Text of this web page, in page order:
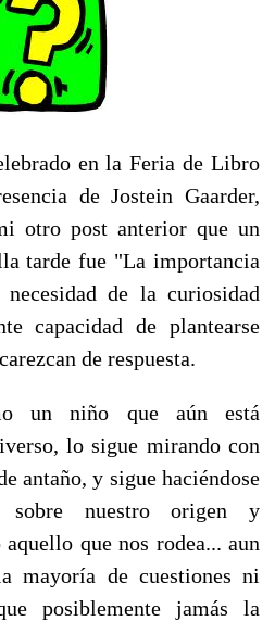
en la Feria de Libro
de Jostein Gaarder,
otro post anterior que un
tarde fue "La importancia
de la curiosidad
capacidad de plantearse
de respuesta.
un niño que aún está
lo sigue mirando con
antaño, y sigue haciéndose
sobre nuestro origen y
que nos rodea... aun
mayoría de cuestiones ni
posiblemente jamás la